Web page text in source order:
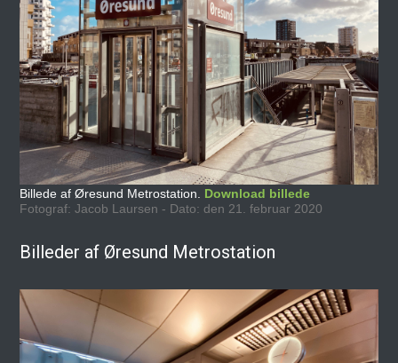
Billede af Øresund Metrostation. Download billede
Fotograf: Jacob Laursen - Dato: den 21. februar 2020
Billeder af Øresund Metrostation